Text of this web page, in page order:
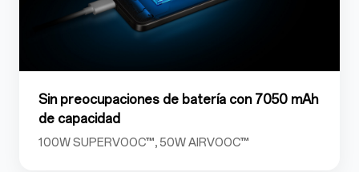
Sin preocupaciones de batería con 7050 mAh
de capacidad
100W SUPERVOOC™, 50W AIRVOOC™